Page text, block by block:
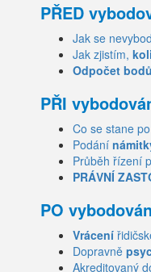
PŘED
Jak se
Jak zjistím,
Odpočet bodů
PŘI
Co se stane po
Podání
Průběh řízení
PRÁVNÍ
PO
Vrácení
Dopravně
Akreditovaný